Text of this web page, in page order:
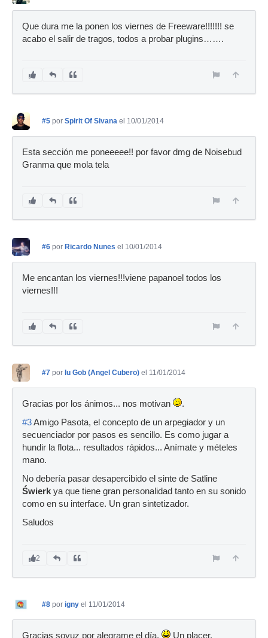
Que dura me la ponen los viernes de Freeware!!!!!!! se
acabo el salir de tragos, todos a probar plugins…….
#5 por Spirit Of Sivana el 10/01/2014
Esta sección me poneeeee!! por favor dmg de Noisebud
Granma que mola tela
#6 por Ricardo Nunes el 10/01/2014
Me encantan los viernes!!!viene papanoel todos los
viernes!!!
#7 por Iu Gob (Angel Cubero) el 11/01/2014
Gracias por los ánimos... nos motivan
.
#3Amigo Pasota, el concepto de un arpegiador y un
secuenciador por pasos es sencillo. Es como jugar a
hundir la flota... resultados rápidos... Anímate y mételes
mano.
No debería pasar desapercibido el sinte de Satline
Świerk ya que tiene gran personalidad tanto en su sonido
como en su interface. Un gran sintetizador.
Saludos
2
#8 por igny el 11/01/2014
Gracias soyuz por alegrame el día. Un placer.